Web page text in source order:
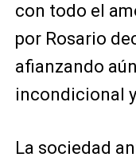
con todo el
por Rosario
afianzando
incondicional
La sociedad